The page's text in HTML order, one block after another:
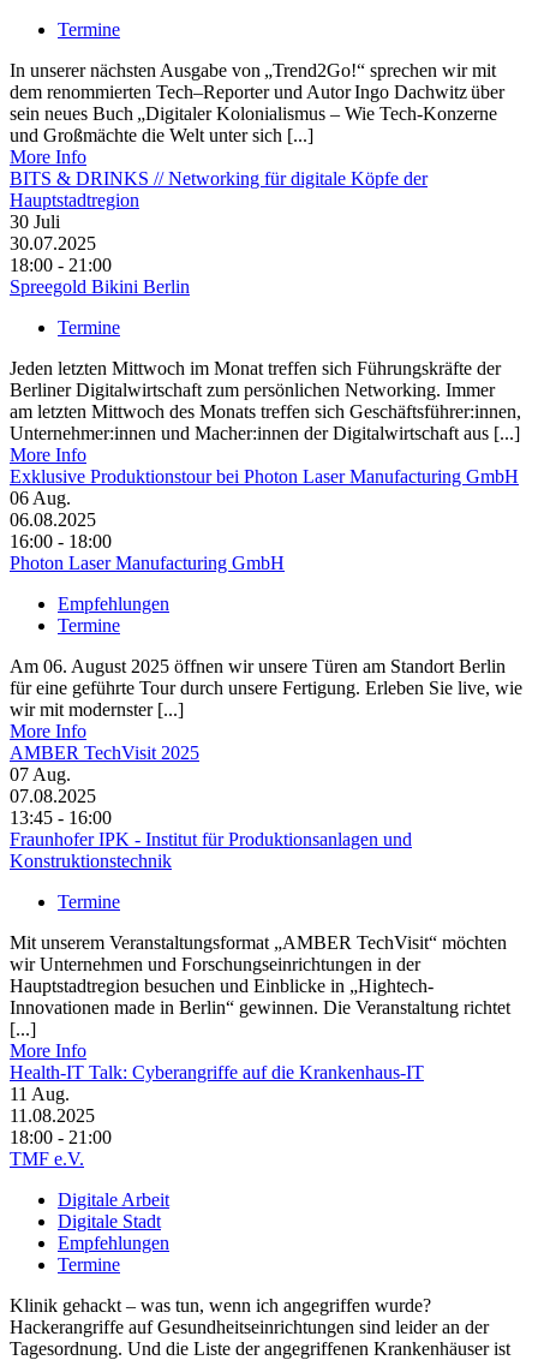
Termine
In unserer nächsten Ausgabe von „Trend2Go!“ sprechen wir mit
dem renommierten Tech–Reporter und Autor Ingo Dachwitz über
sein neues Buch „Digitaler Kolonialismus – Wie Tech-Konzerne
und Großmächte die Welt unter sich [...]
More Info
BITS & DRINKS // Networking für digitale Köpfe der
Hauptstadtregion
30 Juli
30.07.2025
18:00 - 21:00
Spreegold Bikini Berlin
Termine
Jeden letzten Mittwoch im Monat treffen sich Führungskräfte der
Berliner Digitalwirtschaft zum persönlichen Networking. Immer
am letzten Mittwoch des Monats treffen sich Geschäftsführer:innen,
Unternehmer:innen und Macher:innen der Digitalwirtschaft aus [...]
More Info
Exklusive Produktionstour bei Photon Laser Manufacturing GmbH
06 Aug.
06.08.2025
16:00 - 18:00
Photon Laser Manufacturing GmbH
Empfehlungen
Termine
Am 06. August 2025 öffnen wir unsere Türen am Standort Berlin
für eine geführte Tour durch unsere Fertigung. Erleben Sie live, wie
wir mit modernster [...]
More Info
AMBER TechVisit 2025
07 Aug.
07.08.2025
13:45 - 16:00
Fraunhofer IPK - Institut für Produktionsanlagen und
Konstruktionstechnik
Termine
Mit unserem Veranstaltungsformat „AMBER TechVisit“ möchten
wir Unternehmen und Forschungseinrichtungen in der
Hauptstadtregion besuchen und Einblicke in „Hightech-
Innovationen made in Berlin“ gewinnen. Die Veranstaltung richtet
[...]
More Info
Health-IT Talk: Cyberangriffe auf die Krankenhaus-IT
11 Aug.
11.08.2025
18:00 - 21:00
TMF e.V.
Digitale Arbeit
Digitale Stadt
Empfehlungen
Termine
Klinik gehackt – was tun, wenn ich angegriffen wurde?
Hackerangriffe auf Gesundheitseinrichtungen sind leider an der
Tagesordnung. Und die Liste der angegriffenen Krankenhäuser ist